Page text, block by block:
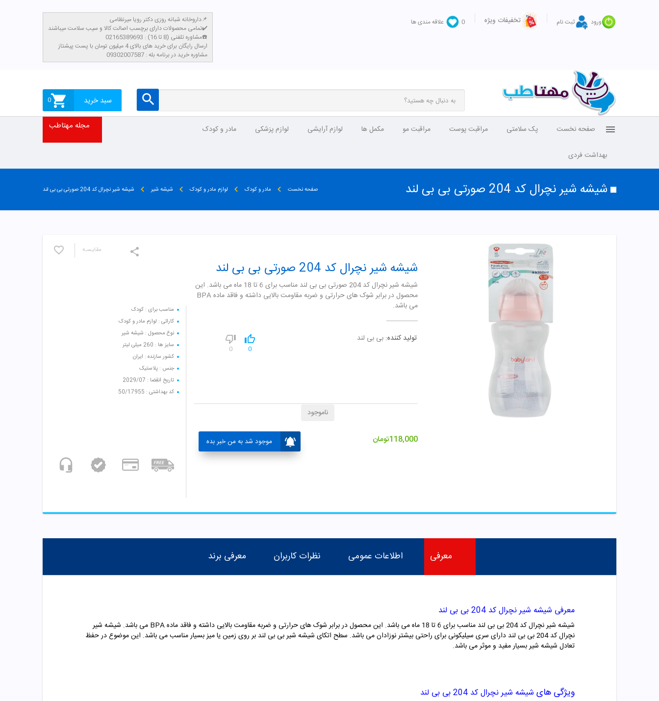
ورود ثبت نام تخفیفات ویژه 0 علاقه مندی ها
داروخانه شبانه روزی دکتر رویا میرنظامی📌
تمامی محصولات دارای برچسب اصالت کالا و سیب سلامت میباشند✔️
مشاوره تلفنی (8 تا 16) : 02165389693☎️
​ارسال رایگان برای خرید های بالای 4 میلیون تومان با پست پیشتاز
مشاوره خرید در برنامه بله : 09302007587
سبد خرید 0
صفحه نخست پک سلامتی مراقبت پوست مراقبت مو مکمل ها لوازم آرایشی لوازم پزشکی مادر و کودک
بهداشت فردی
مجله مهتاطب
شیشه شیر نچرال کد 204 صورتی بی بی لند صفحه نخست مادر و کودک لوازم مادر و کودک شیشه شیر شیشه شیر نچرال کد 204 صورتی بی بی لند
مقایسـه
مناسب برای : کودک
کارائی : لوازم مادر و کودک
نوع محصول : شیشه شیر
سایز ها : 260 میلی لیتر
کشور سازنده : ایران
جنس : پلاستیک
تاریخ انقضا : 2029/07
کد بهداشتی : 50/17955
شیشه شیر نچرال کد 204 صورتی بی بی لند
شیشه شیر نچرال کد 204 صورتی بی بی لند مناسب برای 6 تا 18 ماه می باشد. این
محصول در برابر شوک های حرارتی و ضربه مقاومت بالایی داشته و فاقد ماده BPA
می باشد.
تولید کننده: بی بی لند
0
0
118,000تومان موجود شد به من خبر بده
ناموجود
معرفی اطلاعات عمومی نظرات کاربران معرفی برند
معرفی شیشه شیر نچرال کد 204 بی بی لند
شیشه شیر نچرال کد 204 بی بی لند مناسب برای 6 تا 18 ماه می باشد. این محصول در برابر شوک های حرارتی و ضربه مقاومت بالایی داشته و فاقد ماده BPA می باشد.
شیشه شیر
نچرال کد 204 بی بی لند
دارای سری سیلیکونی برای راحتی بیشتر نوزادان می باشد. سطح اتکای شیشه شیر بی بی لند بر روی زمین یا میز بسیار مناسب می باشد. این موضوع در حفظ
تعادل شیشه شیر بسیار مفید و موثر می باشد.
ویژگی های شیشه شیر نچرال کد 204بی بی لند